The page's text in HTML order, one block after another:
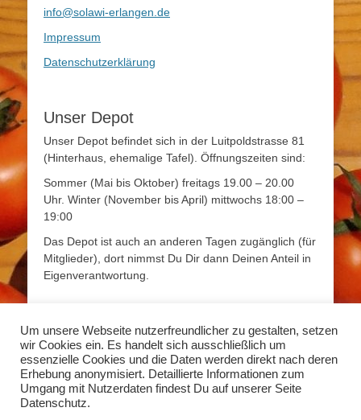
info@solawi-erlangen.de
Impressum
Datenschutzerklärung
Unser Depot
Unser Depot befindet sich in der Luitpoldstrasse 81
(Hinterhaus, ehemalige Tafel). Öffnungszeiten sind:
Sommer (Mai bis Oktober) freitags 19.00 – 20.00
Uhr. Winter (November bis April) mittwochs 18:00 –
19:00
Das Depot ist auch an anderen Tagen zugänglich (für
Mitglieder), dort nimmst Du Dir dann Deinen Anteil in
Eigenverantwortung.
Mehr Infos
Mehr Informationen zum Thema Solidarische
Landwirtschaft findet Ihr unterwww.solidarische-
landwirtschaft.org
Um unsere Webseite nutzerfreundlicher zu gestalten, setzen
wir Cookies ein. Es handelt sich ausschließlich um
essenzielle Cookies und die Daten werden direkt nach deren
Erhebung anonymisiert. Detaillierte Informationen zum
Umgang mit Nutzerdaten findest Du auf unserer Seite
Datenschutz.